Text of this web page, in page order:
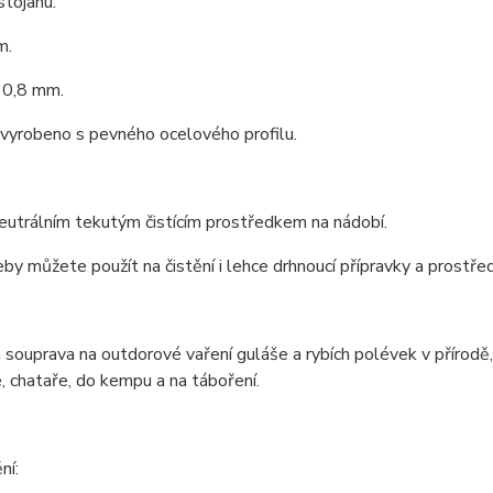
mm.
s pevného ocelového profilu.
tekutým čistícím prostředkem na nádobí.
můžete použít na čistění i lehce drhnoucí přípravky a
na outdorové vaření guláše a rybích polévek v
chataře, do kempu a na táboření.